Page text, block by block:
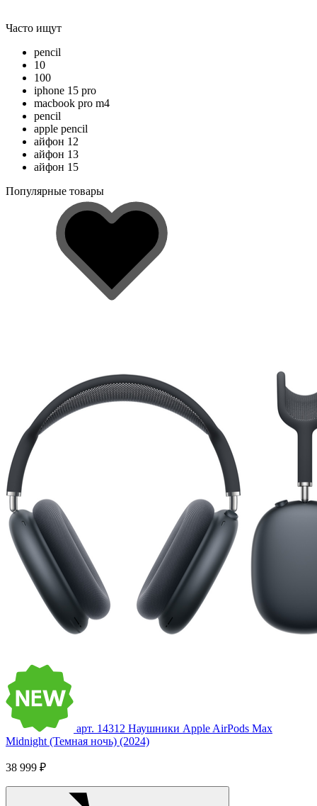
Часто ищут
pencil
10
100
iphone 15 pro
macbook pro m4
pencil
apple pencil
айфон 12
айфон 13
айфон 15
Популярные товары
арт. 14312 Наушники Apple AirPods Max
Midnight (Темная ночь) (2024)
38 999 ₽